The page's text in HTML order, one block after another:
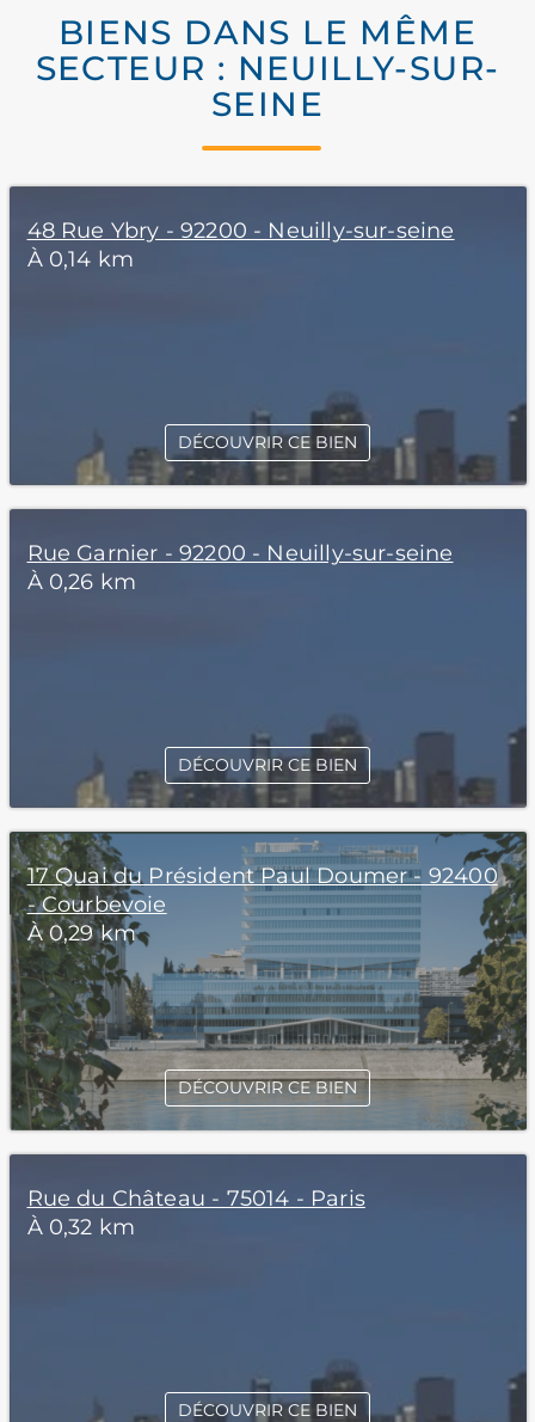
BIENS DANS LE MÊME
SECTEUR : NEUILLY-SUR-
SEINE
48 Rue Ybry - 92200 - Neuilly-sur-seine
À 0,14 km
DÉCOUVRIR CE BIEN
Rue Garnier - 92200 - Neuilly-sur-seine
À 0,26 km
DÉCOUVRIR CE BIEN
17 Quai du Président Paul Doumer - 92400
- Courbevoie
À 0,29 km
DÉCOUVRIR CE BIEN
Rue du Château - 75014 - Paris
À 0,32 km
DÉCOUVRIR CE BIEN